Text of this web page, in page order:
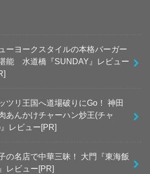
ーヨークスタイルの本格バーガー
能 水道橋『SUNDAY』レビュー
ツリ王国へ道場破りにGo！ 神田
肉あんかけチャーハン炒王(チャ
レビュー[PR]
の名店で中華三昧！ 大門『東海飯
レビュー[PR]